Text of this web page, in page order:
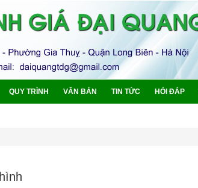
QUY TRÌNH VĂN BẢN TIN TỨC HỎI ĐÁP